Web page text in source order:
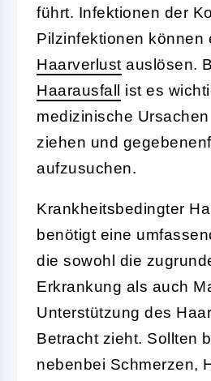
führt. Infektionen der
Pilzinfektionen können
Haarverlust auslösen.
Haarausfall
ist es
medizinische
ziehen und
aufzusuchen.
Krankheitsbedingter
benötigt eine
die sowohl die
Erkrankung als auch
Unterstützung des
Betracht zieht. Sollten
nebenbei Schmerzen,